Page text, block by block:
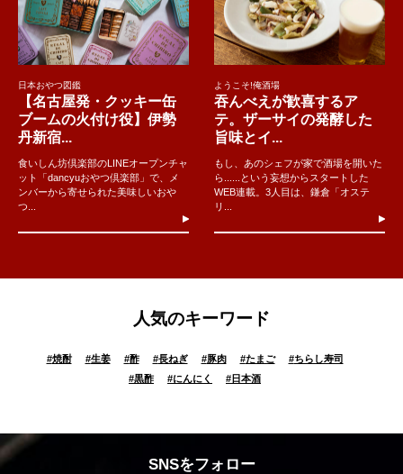
日本おやつ図鑑
【名古屋発・クッキー缶
ブームの火付け役】伊勢
丹新宿...
食いしん坊倶楽部のLINEオープンチャ
ット「dancyuおやつ倶楽部」で、メ
ンバーから寄せられた美味しいおや
つ...
ようこそ!俺酒場
吞んべえが歓喜するア
テ。ザーサイの発酵した
旨味とイ...
もし、あのシェフが家で酒場を開いた
ら......という妄想からスタートした
WEB連載。3人目は、鎌倉「オステ
リ...
人気のキーワード
#焼酎 #生姜 #酢 #長ねぎ #豚肉 #たまご #ちらし寿司
#黒酢 #にんにく #日本酒
SNSをフォロー